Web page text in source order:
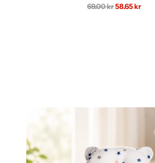
Ordinarie
69.00 kr58.65 kr